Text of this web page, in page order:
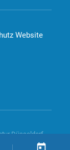
Website
Düsseldorf –